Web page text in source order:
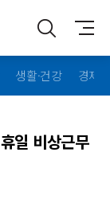
생활·건강 경제·
일 비상근무